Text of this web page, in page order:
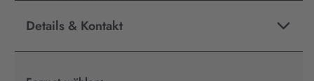
Details & Kontakt